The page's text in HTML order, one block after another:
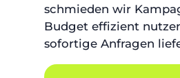
schmieden wir
Budget effizient
sofortige Anfragen